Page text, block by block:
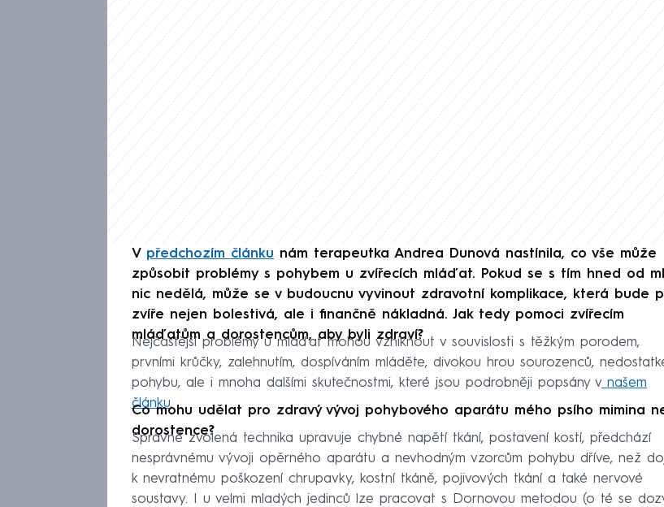
V předchozím článku nám terapeutka Andrea Dunová nastínila, co vše může
způsobit problémy s pohybem u zvířecích mláďat. Pokud se s tím hned od
nic nedělá, může se v budoucnu vyvinout zdravotní komplikace, která bude
zvíře nejen bolestivá, ale i finančně nákladná. Jak tedy pomoci zvířecím
mláďatům a dorostencům, aby byli zdraví?
Nejčastější problémy u mláďat mohou vzniknout v souvislosti s těžkým porodem,
prvními krůčky, zalehnutím, dospíváním mláděte, divokou hrou sourozenců,
pohybu, ale i mnoha dalšími skutečnostmi, které jsou podrobněji popsány vnašem
článku.
Co mohu udělat pro zdravý vývoj pohybového aparátu mého psího mimina
dorostence?
Správně zvolená technika upravuje chybné napětí tkání, postavení kostí, předchází
nesprávnému vývoji opěrného aparátu a nevhodným vzorcům pohybu dříve, než
k nevratnému poškození chrupavky, kostní tkáně, pojivových tkání a také nervové
soustavy. I u velmi mladých jedinců lze pracovat s Dornovou metodou (o té se